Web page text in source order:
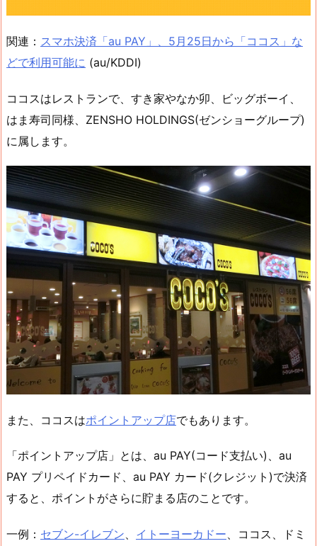
関連： スマホ決済「au PAY」、5月25日から「ココス」な
どで利用可能に (au/KDDI)
ココスはレストランで、すき家やなか卯、ビッグボーイ、
はま寿司同様、ZENSHO HOLDINGS(ゼンショーグループ)
に属します。
また、ココスはポイントアップ店でもあります。
「ポイントアップ店」とは、au PAY(コード支払い)、au
PAY プリペイドカード、au PAY カード(クレジット)で決済
すると、ポイントがさらに貯まる店のことです。
一例： セブン-イレブン、 イトーヨーカドー、ココス、ドミ